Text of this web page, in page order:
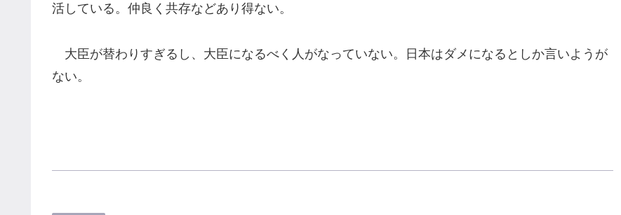
活している。仲良く共存などあり得ない。
大臣が替わりすぎるし、大臣になるべく人がなっていない。日本はダメになるとしか言いようが
ない。